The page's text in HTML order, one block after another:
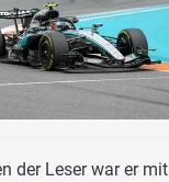
der Leser war er